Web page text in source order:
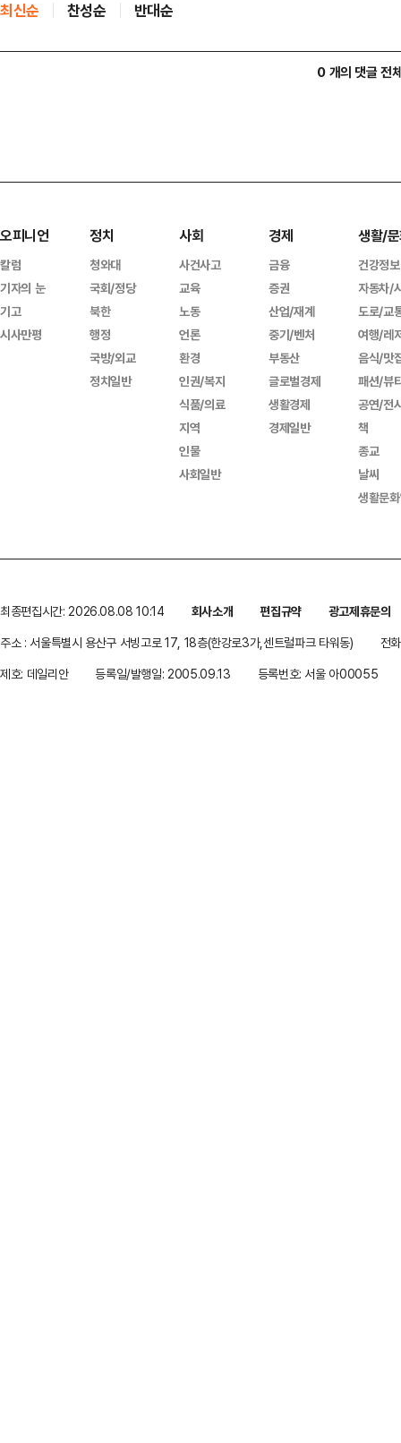
최신순 찬성순 반대순
0 개의 댓글 전
오피니언
칼럼
기자의 눈
기고
시사만평
정치
청와대
국회/정당
북한
행정
국방/외교
정치일반
사회
사건사고
교육
노동
언론
환경
인권/복지
식품/의료
지역
인물
사회일반
경제
금융
증권
산업/재계
중기/벤처
부동산
글로벌경제
생활경제
경제일반
생활/
건강정보
자동차/
도로/교
여행/레
음식/맛
패션/뷰
공연/전
책
종교
날씨
생활문
최종편집시간: 2026.08.08 10:14 회사소개 편집규약
광고제휴문의
주소 : 서울특별시 용산구 서빙고로 17, 18층(한강로3가,센트럴파크 타워동)
전
제호: 데일리안
등록일/발행일: 2005.09.13 등록번호: 서울 아00055